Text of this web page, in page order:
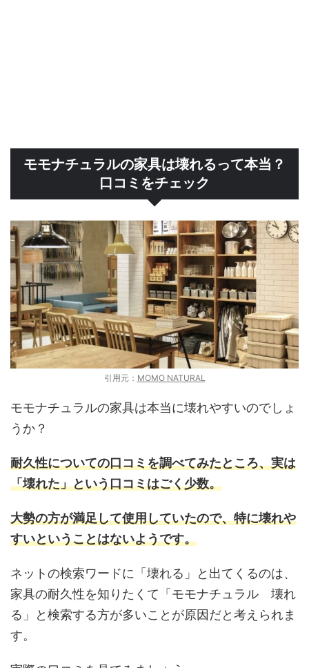
モモナチュラルの家具は壊れるって本当？
口コミをチェック
引用元： MOMO NATURAL
モモナチュラルの家具は本当に壊れやすいのでしょ
うか？
耐久性についての口コミを調べてみたところ、実は
「壊れた」という口コミはごく少数。
大勢の方が満足して使用していたので、特に壊れや
すいということはないようです。
ネットの検索ワードに「壊れる」と出てくるのは、
家具の耐久性を知りたくて「モモナチュラル 壊れ
る」と検索する方が多いことが原因だと考えられま
す。